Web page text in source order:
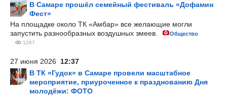
В Самаре прошёл семейный фестиваль «Дофамин
Фест»
На площадке около ТК «Амбар» все желающие могли
запустить разнообразных воздушных змеев.
Общество
1267
27 июня 2026 12:37
В ТК «Гудок» в Самаре провели масштабное
мероприятие, приуроченное к празднованию Дня
молодёжи: ФОТО